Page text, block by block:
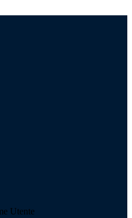
Utente